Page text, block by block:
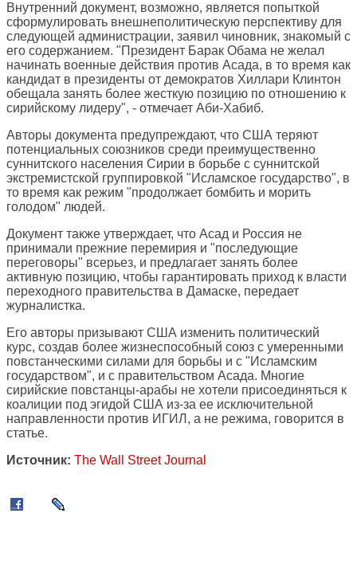
Внутренний документ, возможно, является попыткой
сформулировать внешнеполитическую перспективу для
следующей администрации, заявил чиновник, знакомый с
его содержанием. "Президент Барак Обама не желал
начинать военные действия против Асада, в то время как
кандидат в президенты от демократов Хиллари Клинтон
обещала занять более жесткую позицию по отношению к
сирийскому лидеру", - отмечает Аби-Хабиб.
Авторы документа предупреждают, что США теряют
потенциальных союзников среди преимущественно
суннитского населения Сирии в борьбе с суннитской
экстремистской группировкой "Исламское государство", в
то время как режим "продолжает бомбить и морить
голодом" людей.
Документ также утверждает, что Асад и Россия не
принимали прежние перемирия и "последующие
переговоры" всерьез, и предлагает занять более
активную позицию, чтобы гарантировать приход к власти
переходного правительства в Дамаске, передает
журналистка.
Его авторы призывают США изменить политический
курс, создав более жизнеспособный союз с умеренными
повстанческими силами для борьбы и с "Исламским
государством", и с правительством Асада. Многие
сирийские повстанцы-арабы не хотели присоединяться к
коалиции под эгидой США из-за ее исключительной
направленности против ИГИЛ, а не режима, говорится в
статье.
Источник: The Wall Street Journal